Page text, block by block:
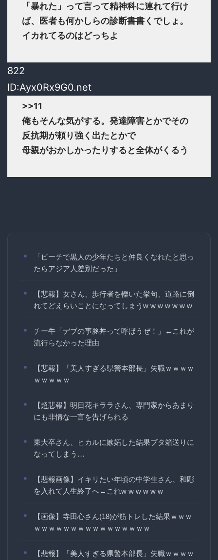
「暴れた」って言って精神科に連れて行け
ば、医者も何かしらの診断書書くでしょ。
イカれてるのはどっちよ
822
ID:Ayx0Rx9G0.net
>>11
俺もそんな気がする。発達障害とかでその
反抗期が頼り強く出たとかで
母親がおかしかったりすると全体がくるう
「ビーチで黒人の少年たちと仲良くなれたと思っ
たらアジア人差別だった」
【悲報】女さん、歩行者を轢いた挙句、道路に倒
れてどえらいことになってしまうw w w w w w w
チー牛「デブの事豚丼って呼ぼうぜ！」←これが
流行らなかった理由
【悲報】「美人すぎる県警本部長」失職ｗｗｗｗ
ｗｗｗｗｗ
【超悲報】明日花キララさん、専門家からあまり
にも非情な一言を告げられる
東大卒さん、ヒカルに嫉妬した結果ブタ箱送りに
なってしまう…
【悲報画像】イキリたい年頃の中学生さん、和彫
を入れて人生終了へ←これw w w w w w
【画像】寺田心さん(18)が筋トレした結果ｗｗｗ
ｗｗｗｗｗｗｗｗｗｗｗｗｗｗｗｗ
【悲報】「美人すぎる県警本部長」失職ｗｗｗｗ